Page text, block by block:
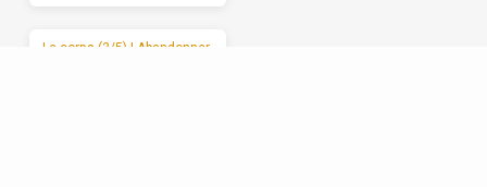
Le corps (3/5) | Abandonner